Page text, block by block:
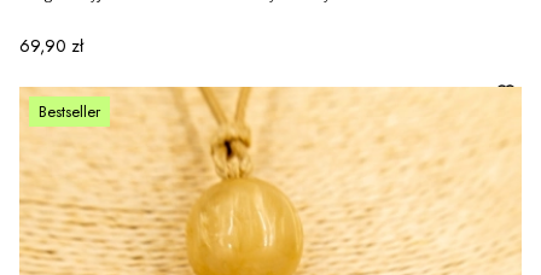
Cena
69,90 zł
Bestseller